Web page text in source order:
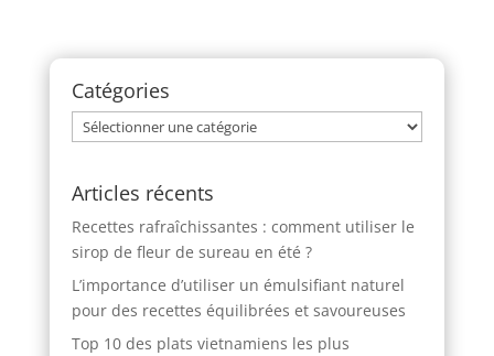
Catégories
Catégories
Articles récents
Recettes rafraîchissantes : comment utiliser le
sirop de fleur de sureau en été ?
L’importance d’utiliser un émulsifiant naturel
pour des recettes équilibrées et savoureuses
Top 10 des plats vietnamiens les plus